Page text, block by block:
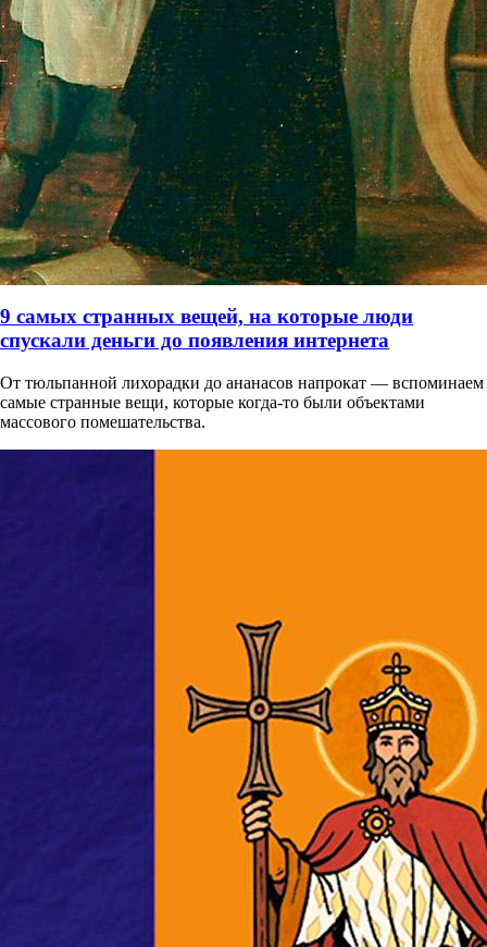
9 самых странных вещей, на которые люди
спускали деньги до появления интернета
От тюльпанной лихорадки до ананасов напрокат — вспоминаем
самые странные вещи, которые когда-то были объектами
массового помешательства.